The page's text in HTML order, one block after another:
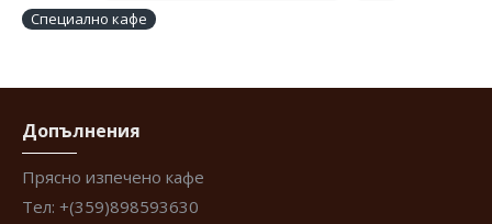
Специално кафе
Допълнения
Прясно изпечено кафе
Тел: +(359)898593630